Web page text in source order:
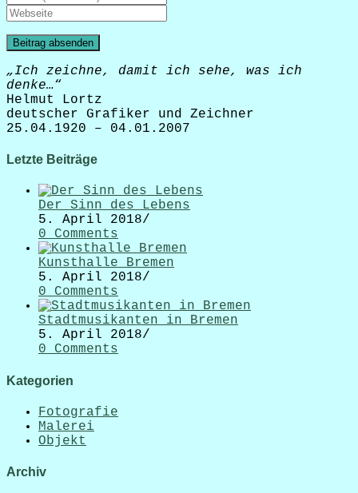
„Ich zeichne, damit ich sehe, was ich
denke…“
Helmut Lortz
deutscher Grafiker und Zeichner
25.04.1920 – 04.01.2007
Letzte Beiträge
Der Sinn des Lebens
5. April 2018/
0 Comments
Kunsthalle Bremen
5. April 2018/
0 Comments
Stadtmusikanten in Bremen
5. April 2018/
0 Comments
Kategorien
Fotografie
Malerei
Objekt
Archiv